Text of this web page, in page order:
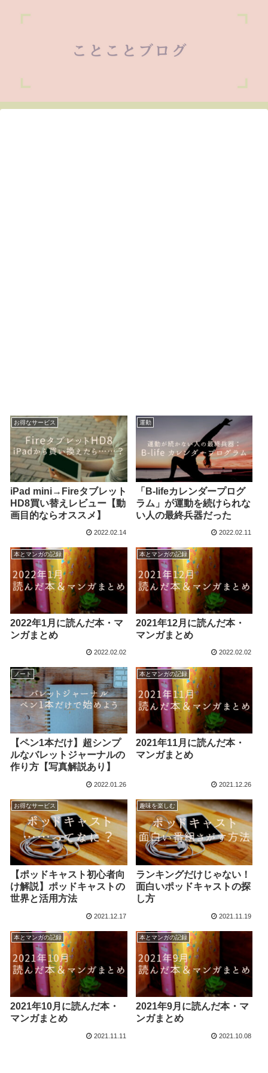
お得なサービス
iPad mini→Fireタブレット
HD8買い替えレビュー【動
画目的ならオススメ】
2022.02.14
運動
「B-lifeカレンダープログ
ラム」が運動を続けられな
い人の最終兵器だった
2022.02.11
本とマンガの記録
2022年1月に読んだ本・マ
ンガまとめ
2022.02.02
本とマンガの記録
2021年12月に読んだ本・
マンガまとめ
2022.02.02
ノート
【ペン1本だけ】超シンプ
ルなバレットジャーナルの
作り方【写真解説あり】
2022.01.26
本とマンガの記録
2021年11月に読んだ本・
マンガまとめ
2021.12.26
お得なサービス
【ポッドキャスト初心者向
け解説】ポッドキャストの
世界と活用方法
2021.12.17
趣味を楽しむ
ランキングだけじゃない！
面白いポッドキャストの探
し方
2021.11.19
本とマンガの記録
2021年10月に読んだ本・
マンガまとめ
2021.11.11
本とマンガの記録
2021年9月に読んだ本・マ
ンガまとめ
2021.10.08